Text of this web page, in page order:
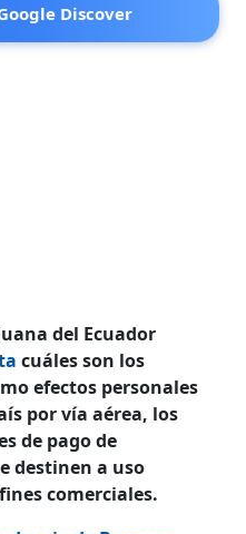
Discover
del Ecuador
cuáles son los
efectos personales
por vía aérea, los
de pago de
destinen a uso
comerciales.